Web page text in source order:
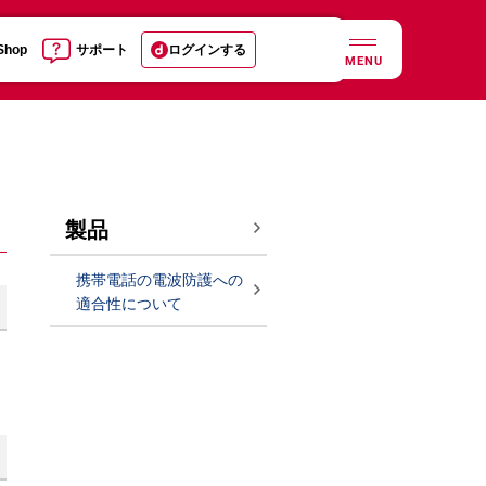
サポート ログインする
MENU
製品
携帯電話の電波防護への
適合性について